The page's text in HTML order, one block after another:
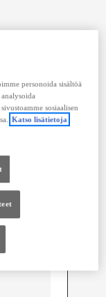
personoida sisältöä
sosiaalisen
Katso lisätietoja